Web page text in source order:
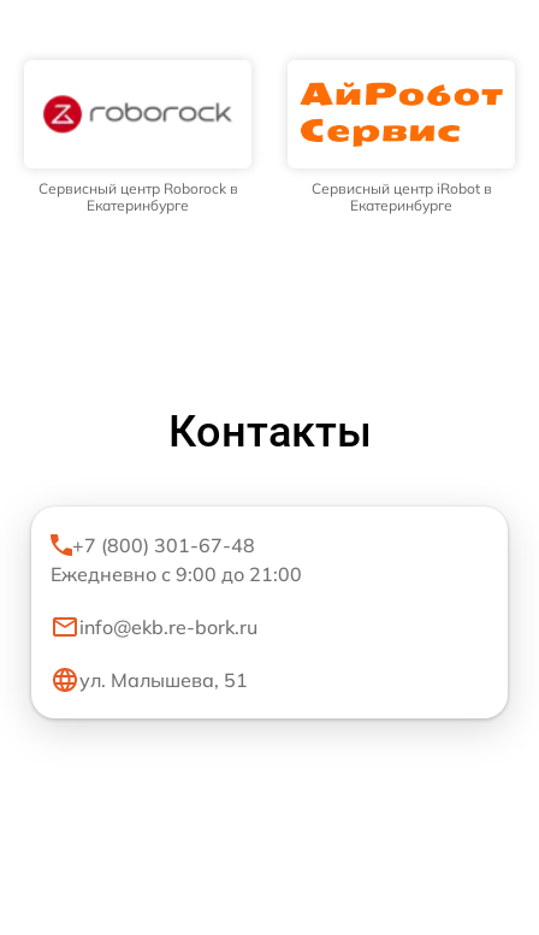
Сервисный центр Roborock в
Екатеринбурге
Сервисный центр iRobot в
Екатеринбурге
Контакты
+7 (800) 301-67-48
Ежедневно с 9:00 до 21:00
info@ekb.re-bork.ru
ул. Малышева, 51